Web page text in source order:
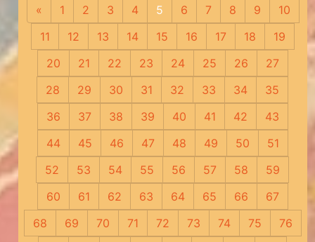
« Предыдущая
1 2 3 4 5 6 7 8 9
10
11
12 13 14 15 16 17 18
19
20
21 22 23 24 25 26
27
28
29 30 31 32 33 34
35
36
37 38 39 40 41 42
43
44
45 46 47 48 49 50
51
52
53 54 55 56 57 58
59
60
61 62 63 64 65 66
67
68
69 70 71 72 73 74 75
76